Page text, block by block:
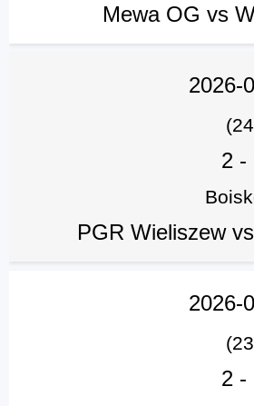
Mewa OG vs
2026-
2 -
PGR Wieliszew
2026-
2 -